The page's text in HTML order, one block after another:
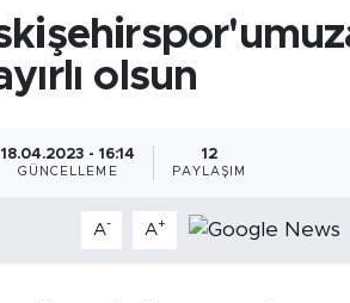
olsun
18.04.2023 - 16:14
GÜNCELLEME
12
PAYLAŞIM
A- A+
Durumu ve Fikstür